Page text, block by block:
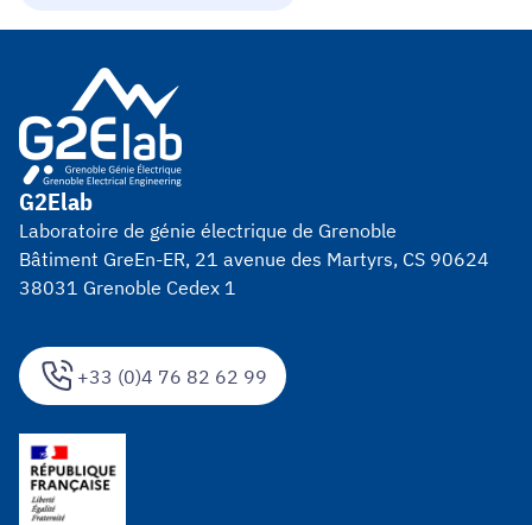
+33 (0)4 76 82 62 99
G2Elab
Laboratoire de génie électrique de Grenoble
Bâtiment GreEn-ER, 21 avenue des Martyrs, CS 90624
38031 Grenoble Cedex 1